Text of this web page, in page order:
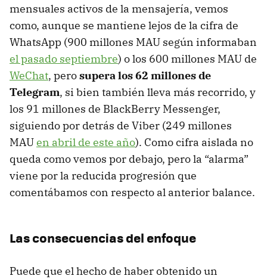
mensuales activos de la mensajería, vemos
como, aunque se mantiene lejos de la cifra de
WhatsApp (900 millones MAU según informaban
el pasado septiembre) o los 600 millones MAU de
WeChat, perosupera los 62 millones de
Telegram, si bien también lleva más recorrido, y
los 91 millones de BlackBerry Messenger,
siguiendo por detrás de Viber (249 millones
MAUen abril de este año). Como cifra aislada no
queda como vemos por debajo, pero la “alarma”
viene por la reducida progresión que
comentábamos con respecto al anterior balance.
Las consecuencias del enfoque
Puede que el hecho de haber obtenido un